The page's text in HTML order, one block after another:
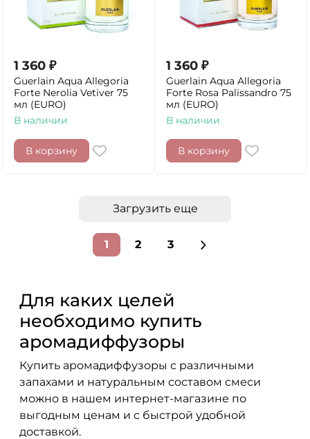
1 360 ₽
Guerlain Aqua Allegoria
Forte Nerolia Vetiver 75
мл (EURO)
В наличии
В корзину
1 360 ₽
Guerlain Aqua Allegoria
Forte Rosa Palissandro 75
мл (EURO)
В наличии
В корзину
Загрузить еще
1 2 3
Для каких целей
необходимо купить
аромадиффузоры
Купить аромадиффузоры с различными
запахами и натуральным составом смеси
можно в нашем интернет-магазине по
выгодным ценам и с быстрой удобной
доставкой.